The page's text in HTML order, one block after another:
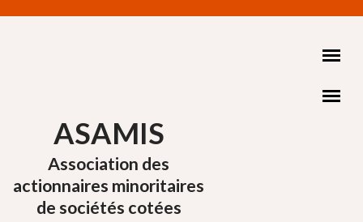
ASAMIS
Association des
actionnaires minoritaires
de sociétés cotées